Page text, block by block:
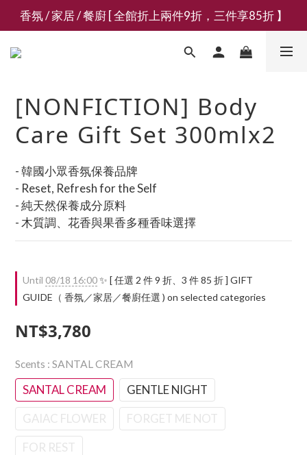
新會員募集現領抵用千元購物金
香氛 / 家居 / 餐廚 [ 全館折上兩件9折，三件享85折 】
新會員募集現領抵用千元購物金
[NONFICTION] Body
Care Gift Set 300mlx2
- 韓國小眾香氛保養品牌
- Reset, Refresh for the Self
- 純天然保養成分原料
- 木質調、花香與果香多種香味選擇
Until 08/18 16:00✨ [ 任選 2 件 9 折、3 件 85 折 ] GIFT
GUIDE（ 香氛／家居／餐廚任選 ) on selected categories
NT$3,780
Scents : SANTAL CREAM
SANTAL CREAM
GENTLE NIGHT
GAIAC FLOWER
FORGET ME NOT
FOR REST